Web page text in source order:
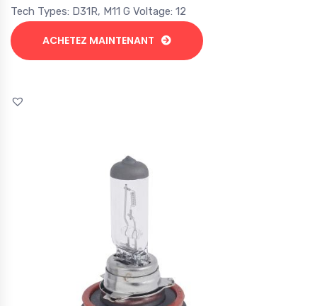
Tech Types: D31R, M11 G Voltage: 12
ACHETEZ MAINTENANT